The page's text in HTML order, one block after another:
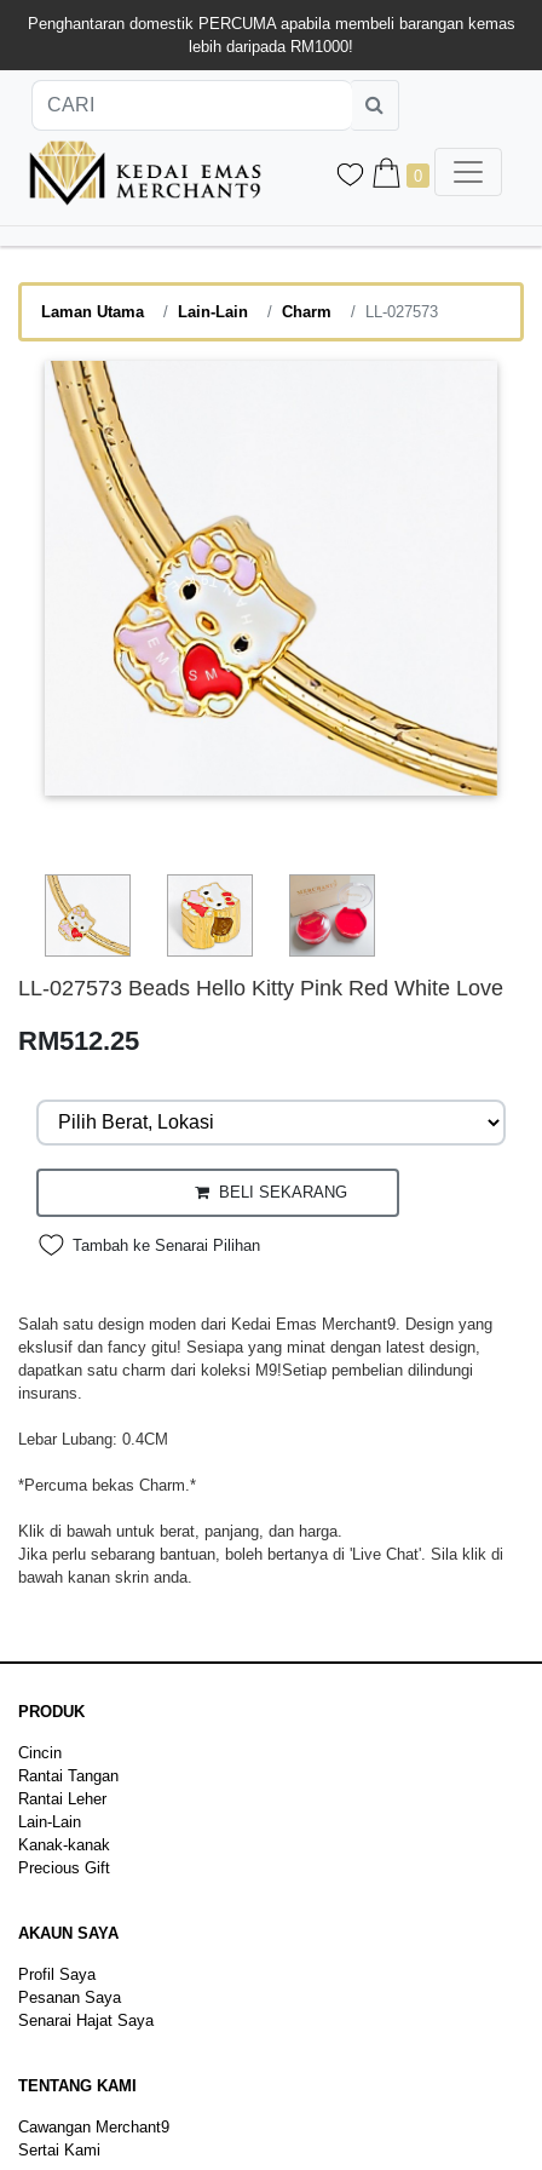
Penghantaran domestik PERCUMA apabila membeli barangan kemas
lebih daripada RM1000!
0
Laman Utama Lain-Lain Charm LL-027573
LL-027573 Beads Hello Kitty Pink Red White Love
RM512.25
BELI SEKARANG
Tambah ke Senarai Pilihan
Salah satu design moden dari Kedai Emas Merchant9. Design yang
ekslusif dan fancy gitu! Sesiapa yang minat dengan latest design,
dapatkan satu charm dari koleksi M9!Setiap pembelian dilindungi
insurans.
Lebar Lubang: 0.4CM
*Percuma bekas Charm.*
Klik di bawah untuk berat, panjang, dan harga.
Jika perlu sebarang bantuan, boleh bertanya di 'Live Chat'. Sila klik di
bawah kanan skrin anda.
PRODUK
Cincin
Rantai Tangan
Rantai Leher
Lain-Lain
Kanak-kanak
Precious Gift
AKAUN SAYA
Profil Saya
Pesanan Saya
Senarai Hajat Saya
TENTANG KAMI
Cawangan Merchant9
Sertai Kami